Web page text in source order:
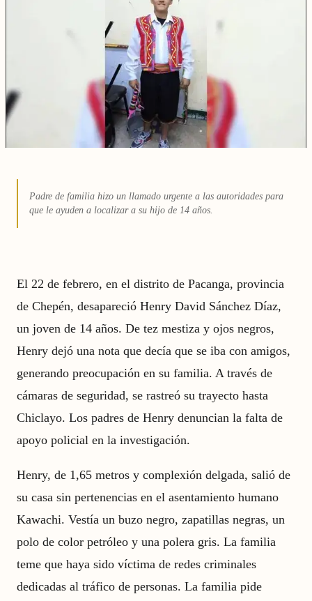
Padre de familia hizo un llamado urgente a las autoridades para
que le ayuden a localizar a su hijo de 14 años.
El 22 de febrero, en el distrito de Pacanga, provincia
de Chepén, desapareció Henry David Sánchez Díaz,
un joven de 14 años. De tez mestiza y ojos negros,
Henry dejó una nota que decía que se iba con amigos,
generando preocupación en su familia. A través de
cámaras de seguridad, se rastreó su trayecto hasta
Chiclayo. Los padres de Henry denuncian la falta de
apoyo policial en la investigación.
Henry, de 1,65 metros y complexión delgada, salió de
su casa sin pertenencias en el asentamiento humano
Kawachi. Vestía un buzo negro, zapatillas negras, un
polo de color petróleo y una polera gris. La familia
teme que haya sido víctima de redes criminales
dedicadas al tráfico de personas. La familia pide